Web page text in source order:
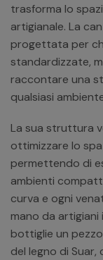
trasforma lo
artigianale. La
progettata per
standardizzate,
raccontare una
qualsiasi
La sua struttura
ottimizzare lo
permettendo di
ambienti
curva e ogni
mano da
bottiglie un
del legno di